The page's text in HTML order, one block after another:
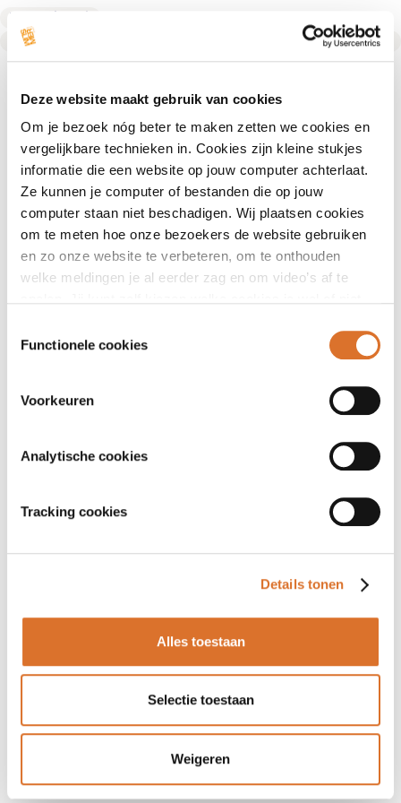
Deze website maakt gebruik van cookies
Om je bezoek nóg beter te maken zetten we cookies en
vergelijkbare technieken in. Cookies zijn kleine stukjes
informatie die een website op jouw computer achterlaat.
Ze kunnen je computer of bestanden die op jouw
computer staan niet beschadigen. Wij plaatsen cookies
om te meten hoe onze bezoekers de website gebruiken
en zo onze website te verbeteren, om te onthouden
welke meldingen je al eerder zag en om video’s af te
Functionele cookies
Voorkeuren
Analytische cookies
Tracking cookies
Details tonen
Alles toestaan
Selectie toestaan
Weigeren
Leefstijlcoach